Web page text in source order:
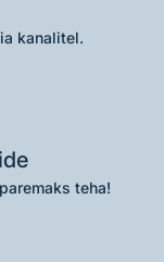
kanalitel.
teha!